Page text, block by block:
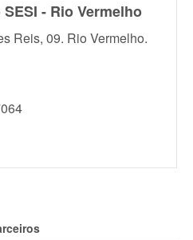
- Rio Vermelho
Reis, 09. Rio Vermelho.